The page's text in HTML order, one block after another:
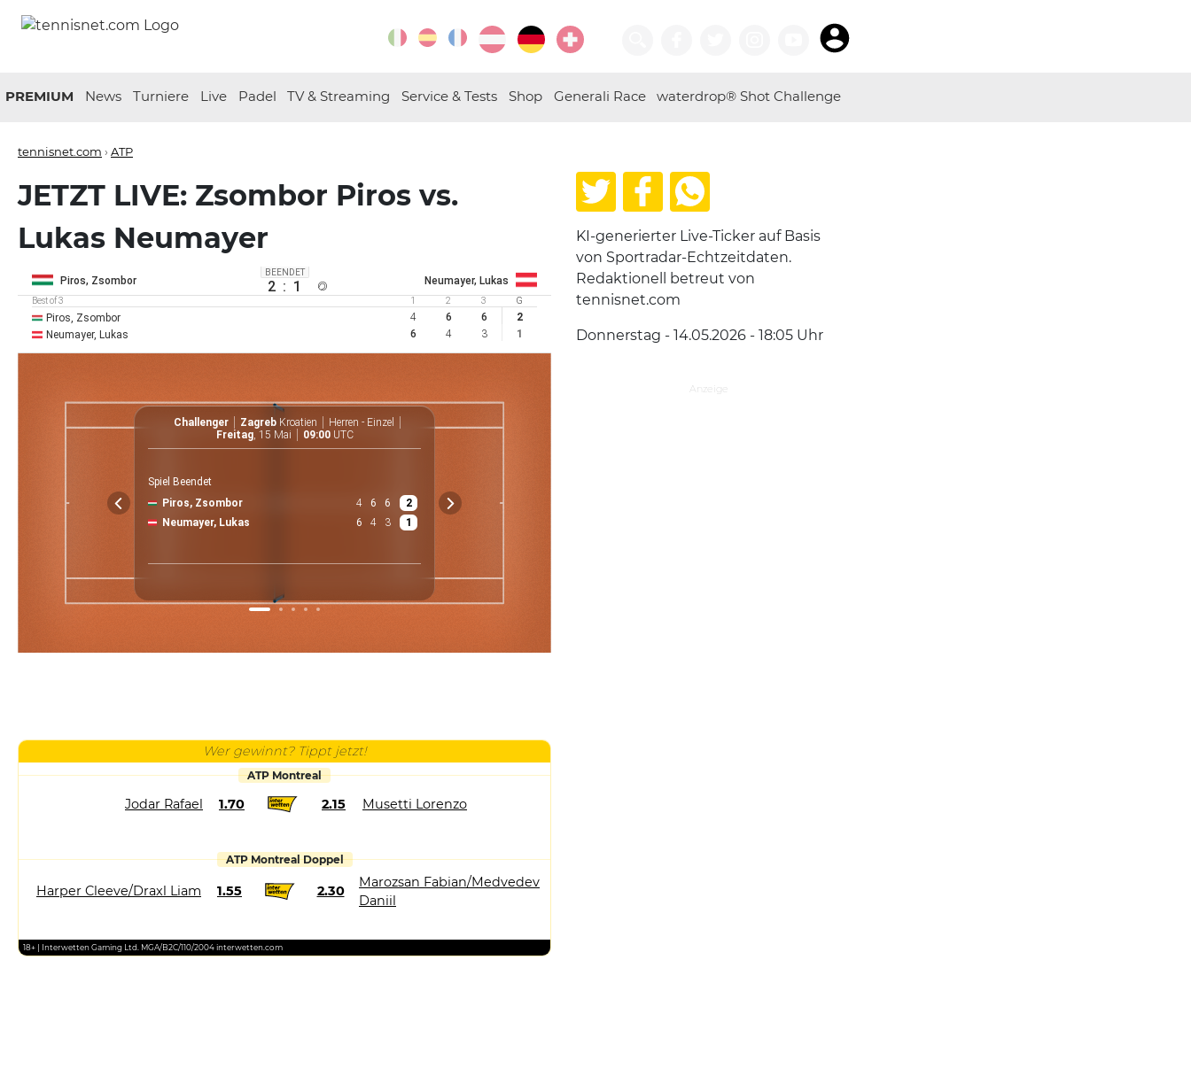
PREMIUM News Turniere Live Padel TV & Streaming Service & Tests Shop Generali Race waterdrop® Shot Challenge
tennisnet.com › ATP
JETZT LIVE: Zsombor Piros vs.
Lukas Neumayer
Piros, Zsombor
BEENDET
2 : 1 Neumayer, Lukas
Best of 3 1 2 3 G
Piros, Zsombor 4 6 6
2
Neumayer, Lukas
6 4 3 1
Challenger Zagreb Kroatien
Herren - Einzel
Freitag, 15 Mai 09:00 UTC
Spiel Beendet
Piros, Zsombor
4 6 6
2
Neumayer, Lukas
6 4 3 1
Wer gewinnt? Tippt jetzt!
ATP Montreal
Jodar Rafael 1.70 2.15 Musetti Lorenzo
ATP Montreal Doppel
Harper Cleeve/Draxl Liam 1.55 2.30
Marozsan Fabian/Medvedev
Daniil
18+ | Interwetten Gaming Ltd. MGA/B2C/110/2004 interwetten.com
KI-generierter Live-Ticker auf Basis
von Sportradar-Echtzeitdaten.
Redaktionell betreut von
tennisnet.com
Donnerstag - 14.05.2026 - 18:05 Uhr